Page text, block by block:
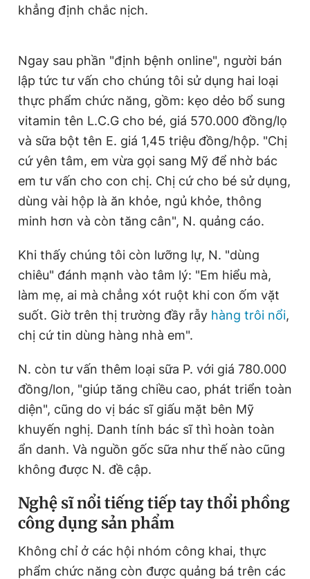
khẳng định chắc nịch.
Ngay sau phần "định bệnh online", người bán
lập tức tư vấn cho chúng tôi sử dụng hai loại
thực phẩm chức năng, gồm: kẹo dẻo bổ sung
vitamin tên L.C.G cho bé, giá 570.000 đồng/lọ
và sữa bột tên E. giá 1,45 triệu đồng/hộp. "Chị
cứ yên tâm, em vừa gọi sang Mỹ để nhờ bác
em tư vấn cho con chị. Chị cứ cho bé sử dụng,
dùng vài hộp là ăn khỏe, ngủ khỏe, thông
minh hơn và còn tăng cân", N. quảng cáo.
Khi thấy chúng tôi còn lưỡng lự, N. "dùng
chiêu" đánh mạnh vào tâm lý: "Em hiểu mà,
làm mẹ, ai mà chẳng xót ruột khi con ốm vặt
suốt. Giờ trên thị trường đầy rẫy hàng trôi nổi,
chị cứ tin dùng hàng nhà em".
N. còn tư vấn thêm loại sữa P. với giá 780.000
đồng/lon, "giúp tăng chiều cao, phát triển toàn
diện", cũng do vị bác sĩ giấu mặt bên Mỹ
khuyến nghị. Danh tính bác sĩ thì hoàn toàn
ẩn danh. Và nguồn gốc sữa như thế nào cũng
không được N. đề cập.
Nghệ sĩ nổi tiếng tiếp tay thổi phồng
công dụng sản phẩm
Không chỉ ở các hội nhóm công khai, thực
phẩm chức năng còn được quảng bá trên các